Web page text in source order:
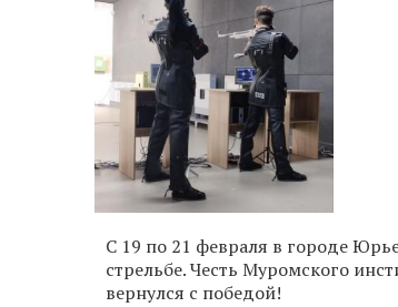
С 19 по 21 февраля в городе
стрельбе. Честь Муромского
вернулся с победой!